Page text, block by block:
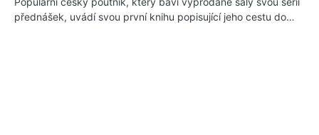
přednášek, uvádí svou první knihu popisující jeho cestu do…